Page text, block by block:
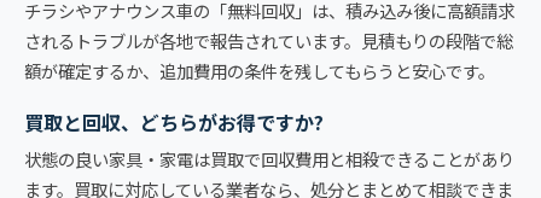
チラシやアナウンス車の「無料回収」は、積み込み後に高額請求
されるトラブルが各地で報告されています。見積もりの段階で総
額が確定するか、追加費用の条件を残してもらうと安心です。
買取と回収、どちらがお得ですか?
状態の良い家具・家電は買取で回収費用と相殺できることがあり
ます。買取に対応している業者なら、処分とまとめて相談できま